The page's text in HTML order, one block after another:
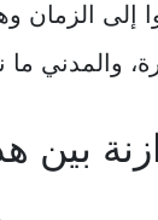
إلى الزمان
والمدني
بين